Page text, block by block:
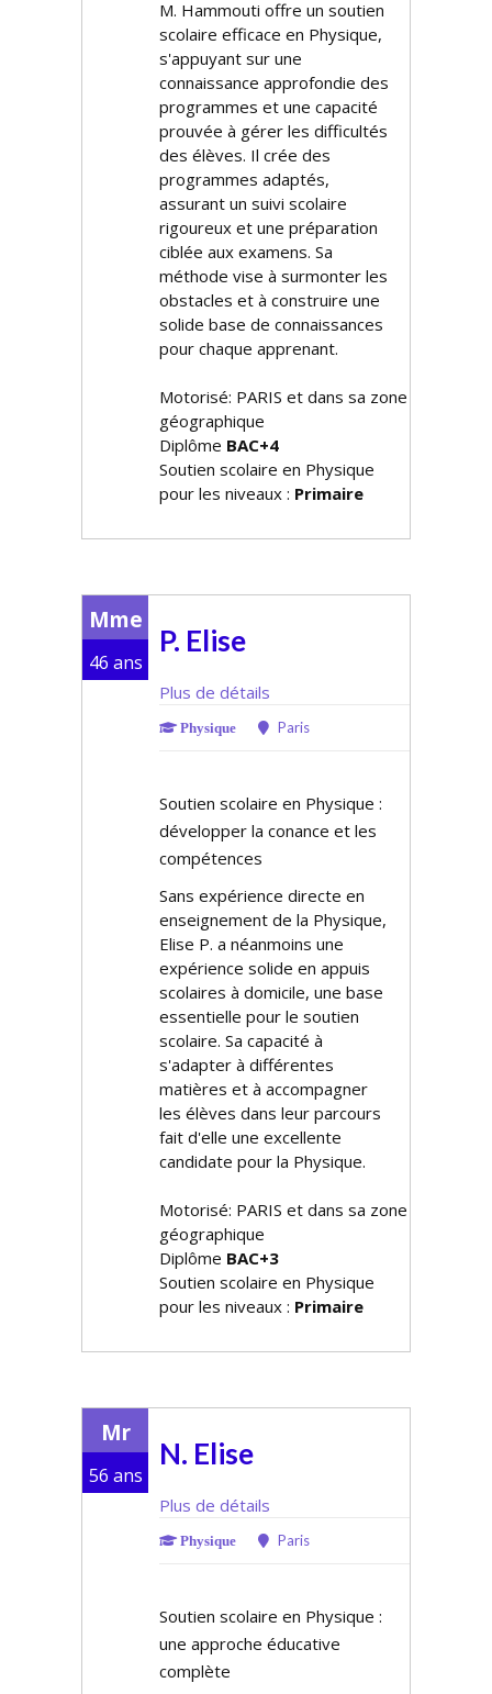
M. Hammouti offre un soutien
scolaire efficace en Physique,
s'appuyant sur une
connaissance approfondie des
programmes et une capacité
prouvée à gérer les difficultés
des élèves. Il crée des
programmes adaptés,
assurant un suivi scolaire
rigoureux et une préparation
ciblée aux examens. Sa
méthode vise à surmonter les
obstacles et à construire une
solide base de connaissances
pour chaque apprenant.
Motorisé: PARIS et dans sa zone
géographique
Diplôme BAC+4
Soutien scolaire en Physique
pour les niveaux : Primaire
Mme
46 ans
P. Elise
Plus de détails
Physique Paris
Soutien scolaire en Physique :
développer la confiance et les
compétences
Sans expérience directe en
enseignement de la Physique,
Elise P. a néanmoins une
expérience solide en appuis
scolaires à domicile, une base
essentielle pour le soutien
scolaire. Sa capacité à
s'adapter à différentes
matières et à accompagner
les élèves dans leur parcours
fait d'elle une excellente
candidate pour la Physique.
Motorisé: PARIS et dans sa zone
géographique
Diplôme BAC+3
Soutien scolaire en Physique
pour les niveaux : Primaire
Mr
56 ans
N. Elise
Plus de détails
Physique Paris
Soutien scolaire en Physique :
une approche éducative
complète